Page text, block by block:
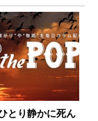
とり静かに死ん